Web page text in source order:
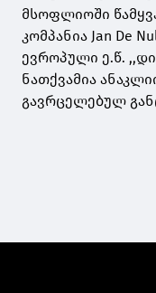
მსოფლიოში
კომპანია Jan De
ევროპული ე.წ.
ნათქვამია
გავრცელებულ